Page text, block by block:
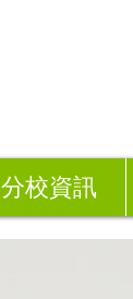
分校資訊